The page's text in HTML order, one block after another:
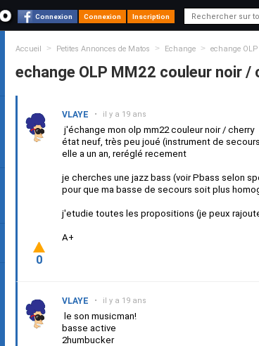
Connexion Connexion Inscription
Accueil > Petites Annonces de Matos > Echange > echange
echange OLP MM22 couleur noir
VLAYE • il y a 19 ans
j'échange mon olp mm22 couleur noir / cherry
état neuf, très peu joué (instrument de
elle a un an, reréglé recement
je cherches une jazz bass (voir Pbass selon
pour que ma basse de secours soit plus
j'etudie toutes les propositions (je peux
A+
0
VLAYE • il y a 19 ans
le son musicman!
basse active
2humbucker